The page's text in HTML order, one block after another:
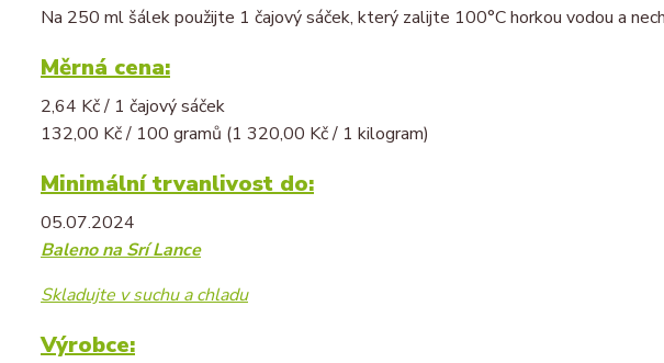
Na 250 ml šálek použijte 1 čajový sáček, který zalijte 100°C horkou vodou a
Měrná cena:
2,64 Kč / 1 čajový sáček
132,00 Kč / 100 gramů (1 320,00 Kč / 1 kilogram)
Minimální trvanlivost do:
05.07.2024
Baleno na Srí Lance
Skladujte v suchu a chladu
Výrobce: